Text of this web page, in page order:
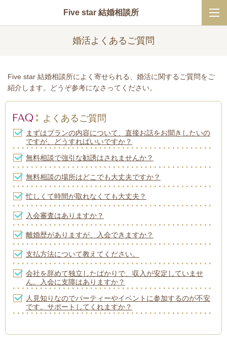
Five star 結婚相談所
婚活よくあるご質問
Five star 結婚相談所によく寄せられる、婚活に関するご質問をご
紹介します。どうぞ参考になさってください。
よくあるご質問
まずはプランの内容について、直接お話をお聞きしたいの
ですが、どうすればいいですか？
無料相談で強引な勧誘はされませんか？
無料相談の場所はどこでも大丈夫ですか？
忙しくて時間が取れなくても大丈夫？
入会審査はありますか？
離婚歴がありますが、入会できますか？
支払方法について教えてください。
会社を辞めて独立したばかりで、収入が安定していませ
ん。入会に支障はありますか？
人見知りなのでパーティーやイベントに参加するのが不安
です。サポートしてくれますか？